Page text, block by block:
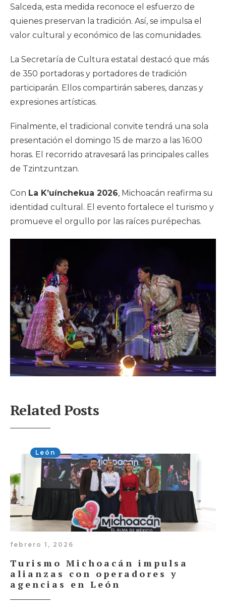
Salceda, esta medida reconoce el esfuerzo de
quienes preservan la tradición. Así, se impulsa el
valor cultural y económico de las comunidades.
La Secretaría de Cultura estatal destacó que más
de 350 portadoras y portadores de tradición
participarán. Ellos compartirán saberes, danzas y
expresiones artísticas.
Finalmente, el tradicional convite tendrá una sola
presentación el domingo 15 de marzo a las 16:00
horas. El recorrido atravesará las principales calles
de Tzintzuntzan.
Con La K’uínchekua 2026, Michoacán reafirma su
identidad cultural. El evento fortalece el turismo y
promueve el orgullo por las raíces purépechas.
Related Posts
León
febrero 1, 2026
Turismo Michoacán impulsa
alianzas con operadores y
agencias en León